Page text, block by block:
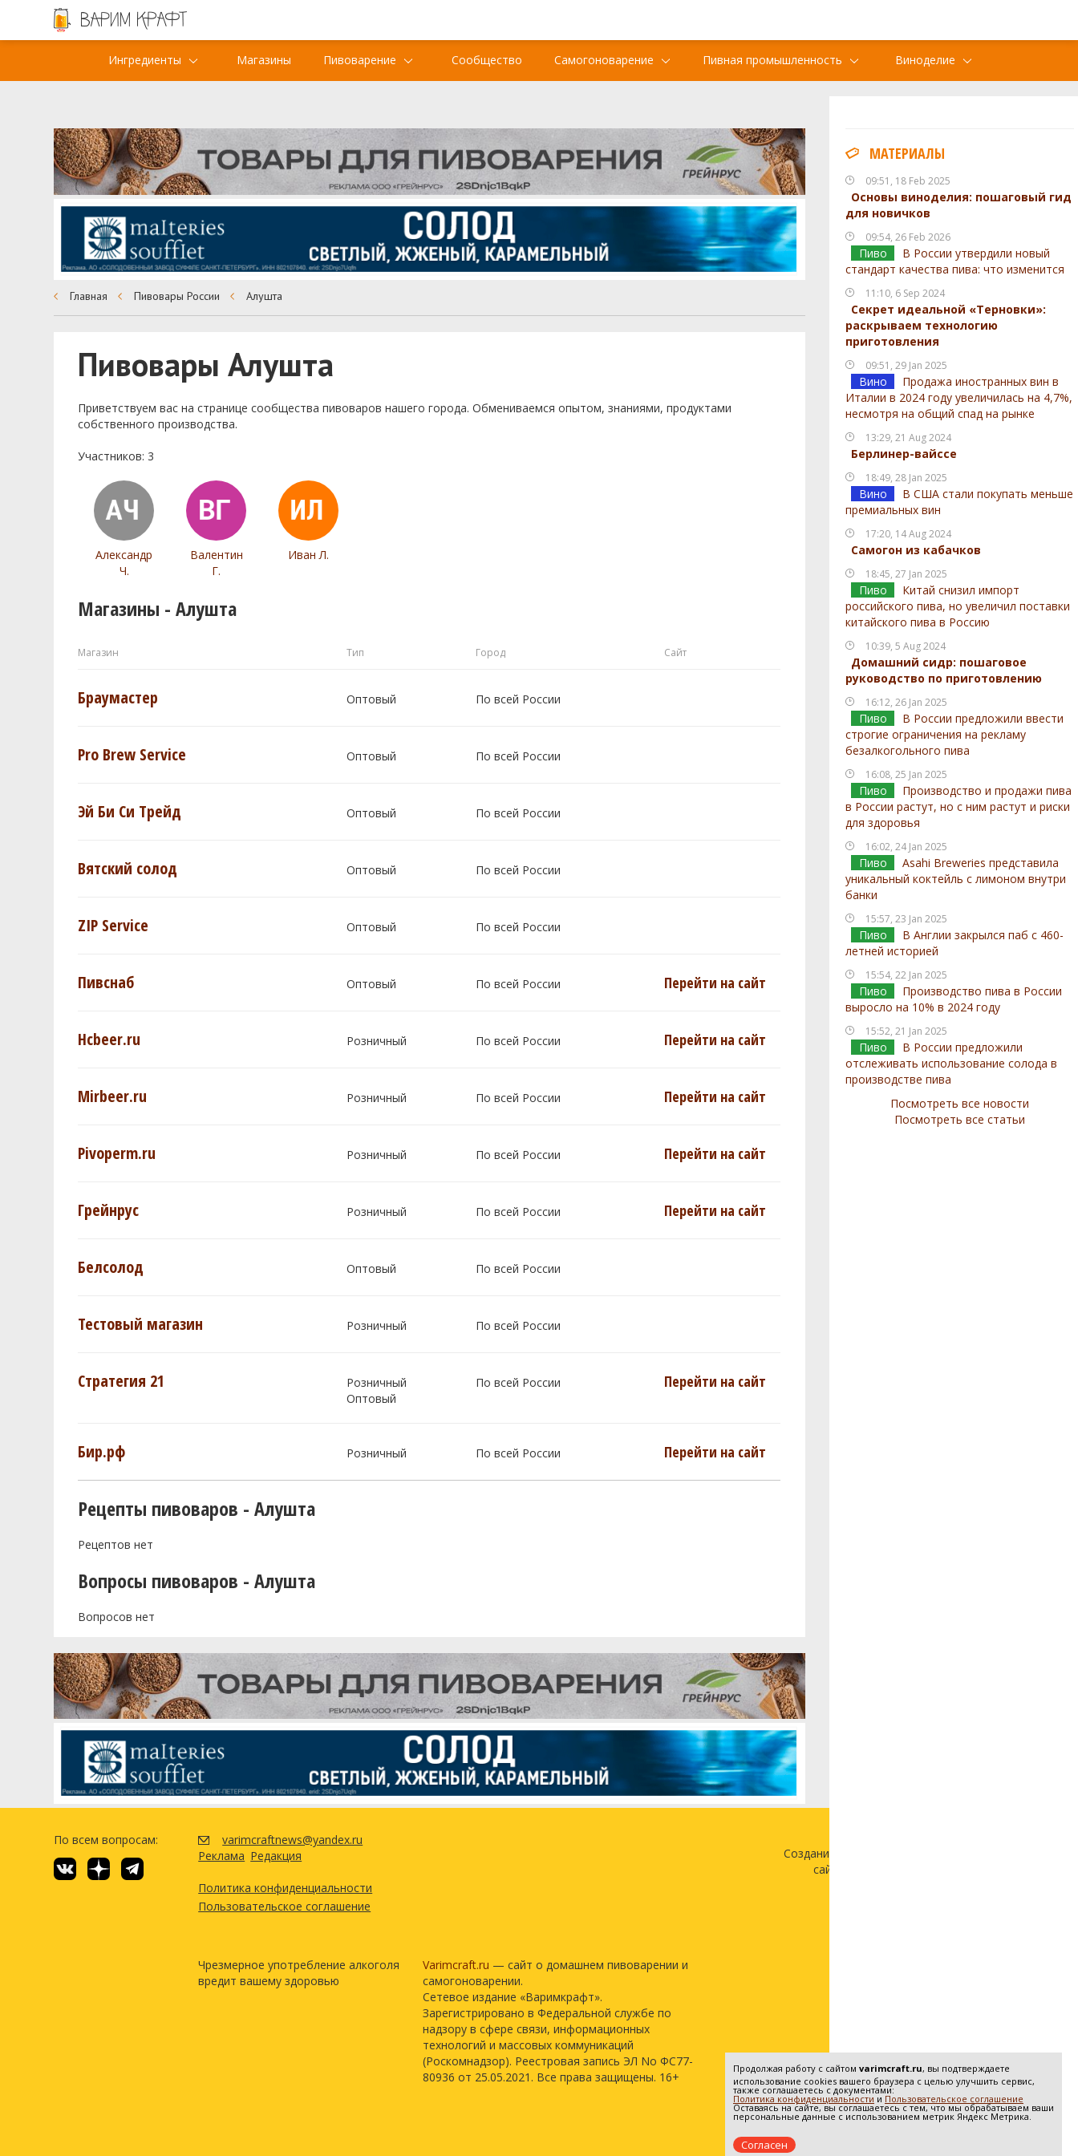
Ингредиенты Магазины Пивоварение Сообщество Самогоноварение Пивная промышленность Виноделие
МАТЕРИАЛЫ
09:51, 18 Feb 2025
Основы виноделия: пошаговый гид
для новичков
09:54, 26 Feb 2026
Пиво
В России утвердили новый
стандарт качества пива: что изменится
11:10, 6 Sep 2024
Секрет идеальной «Терновки»:
раскрываем технологию
приготовления
09:51, 29 Jan 2025
Вино
Продажа иностранных вин в
Италии в 2024 году увеличилась на 4,7%,
несмотря на общий спад на рынке
13:29, 21 Aug 2024
Берлинер-вайссе
18:49, 28 Jan 2025
Вино
В США стали покупать меньше
премиальных вин
17:20, 14 Aug 2024
Самогон из кабачков
18:45, 27 Jan 2025
Пиво
Китай снизил импорт
российского пива, но увеличил поставки
китайского пива в Россию
10:39, 5 Aug 2024
Домашний сидр: пошаговое
руководство по приготовлению
16:12, 26 Jan 2025
Пиво
В России предложили ввести
строгие ограничения на рекламу
безалкогольного пива
16:08, 25 Jan 2025
Пиво
Производство и продажи пива
в России растут, но с ним растут и риски
для здоровья
16:02, 24 Jan 2025
Пиво
Asahi Breweries представила
уникальный коктейль с лимоном внутри
банки
15:57, 23 Jan 2025
Пиво
В Англии закрылся паб с 460-
летней историей
15:54, 22 Jan 2025
Пиво
Производство пива в России
выросло на 10% в 2024 году
15:52, 21 Jan 2025
Пиво
В России предложили
отслеживать использование солода в
производстве пива
Посмотреть все новости
Посмотреть все статьи
Главная Пивовары России Алушта
Пивовары Алушта
Приветствуем ваc на странице сообщества пивоваров нашего города. Обмениваемся опытом, знаниями, продуктами
собственного производства.
Участников: 3
Александр
Ч.
Валентин
Г.
Иван Л.
Магазины - Алушта
Магазин Тип Город Сайт
Браумастер Оптовый По всей России
Pro Brew Service Оптовый По всей России
Эй Би Си Трейд Оптовый По всей России
Вятский солод Оптовый По всей России
ZIP Service Оптовый По всей России
Пивснаб Оптовый По всей России Перейти на сайт
Hcbeer.ru Розничный По всей России Перейти на сайт
Mirbeer.ru Розничный По всей России Перейти на сайт
Pivoperm.ru Розничный По всей России Перейти на сайт
Грейнрус Розничный По всей России Перейти на сайт
Белсолод Оптовый По всей России
Тестовый магазин Розничный По всей России
Стратегия 21
Розничный
Оптовый
По всей России Перейти на сайт
Бир.рф Розничный По всей России Перейти на сайт
Рецепты пивоваров - Алушта
Рецептов нет
Вопросы пивоваров - Алушта
Вопросов нет
По всем вопросам:
varimcraftnews@yandex.ru
Реклама Редакция
Политика конфиденциальности
Пользовательское соглашение
Чрезмерное употребление алкоголя
вредит вашему здоровью
Varimcraft.ru — сайт о домашнем пивоварении и
самогоноварении.
Сетевое издание «Варимкрафт».
Зарегистрировано в Федеральной службе по
надзору в сфере связи, информационных
технологий и массовых коммуникаций
(Роскомнадзор). Реестровая запись ЭЛ No ФС77-
80936 от 25.05.2021. Все права защищены. 16+
Создание и продвижение
сайта —
Продолжая работу с сайтом varimcraft.ru, вы подтверждаете
использование cookies вашего браузера с целью улучшить сервис,
также соглашаетесь с документами:
Политика конфиденциальности и Пользовательское соглашение
Оставаясь на сайте, вы соглашаетесь с тем, что мы обрабатываем ваши
персональные данные с использованием метрик Яндекс Метрика.
Согласен